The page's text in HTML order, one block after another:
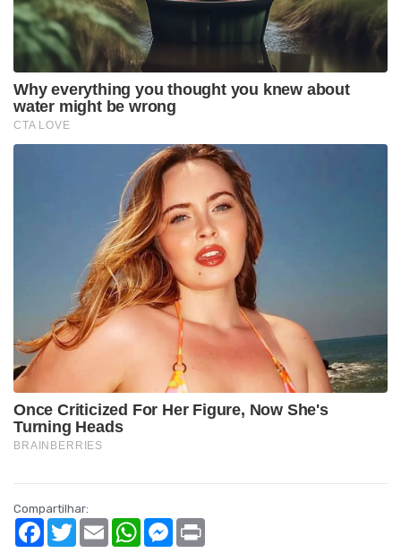
Compartilhar:
Facebook
TwitterEmail WhatsAppMessenger